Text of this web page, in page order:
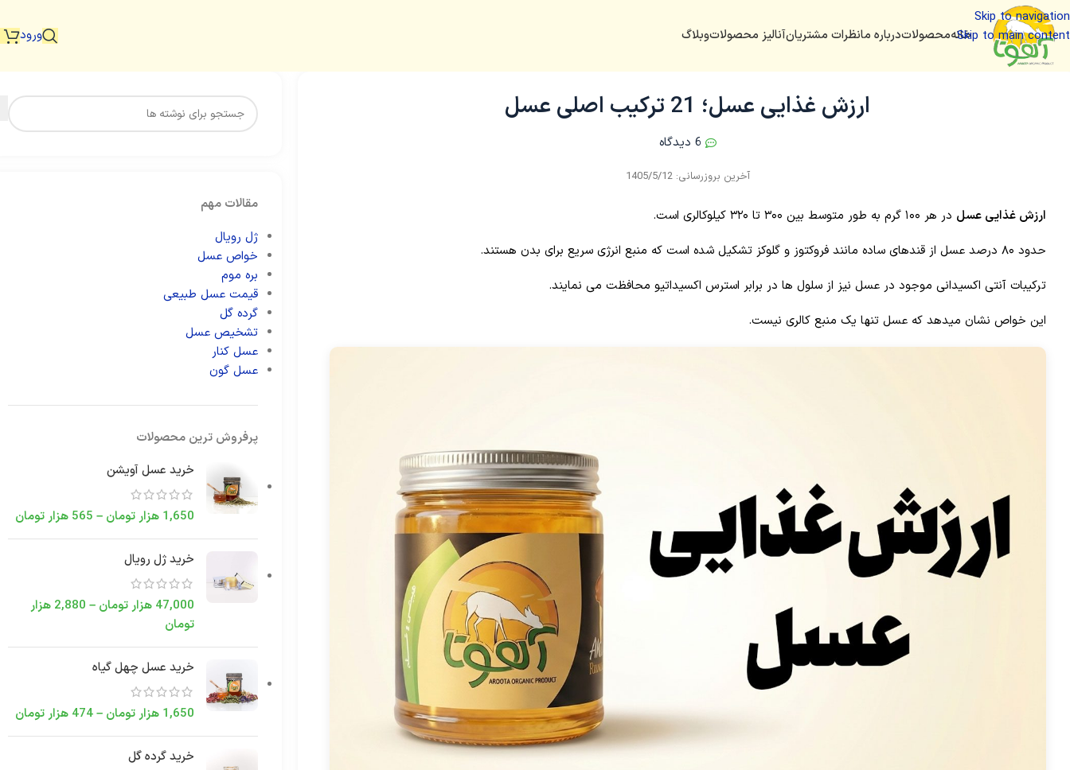
Skip to navigation
Skip to main content
خانهمحصولاتدرباره مانظرات مشتریانآنالیز محصولاتوبلاگ ورود
ارزش غذایی عسل؛ 21 ترکیب اصلی عسل
6 دیدگاه
‎آخرین بروزرسانی: ‎1405/5/12
ارزش غذایی عسل در هر ۱۰۰ گرم به طور متوسط بین ۳۰۰ تا ۳۲۰ کیلوکالری است.
حدود ۸۰ درصد عسل از قندهای ساده مانند فروکتوز و گلوکز تشکیل شده است که منبع انرژی سریع برای بدن هستند.
ترکیبات آنتی اکسیدانی موجود در عسل نیز از سلول ها در برابر استرس اکسیداتیو محافظت می نمایند.
این خواص نشان میدهد که عسل تنها یک منبع کالری نیست.
مقالات مهم
ژل رویال
خواص عسل
بره موم
قیمت عسل طبیعی
گرده گل
تشخیص عسل
عسل کنار
عسل گون
پرفروش ترین محصولات
خرید عسل آویشن
1,650 هزار تومان –
565 هزار تومان
خرید ژل رویال
47,000 هزار تومان –
2,880 هزار
تومان
خرید عسل چهل گیاه
1,650 هزار تومان –
474 هزار تومان
خرید گرده گل